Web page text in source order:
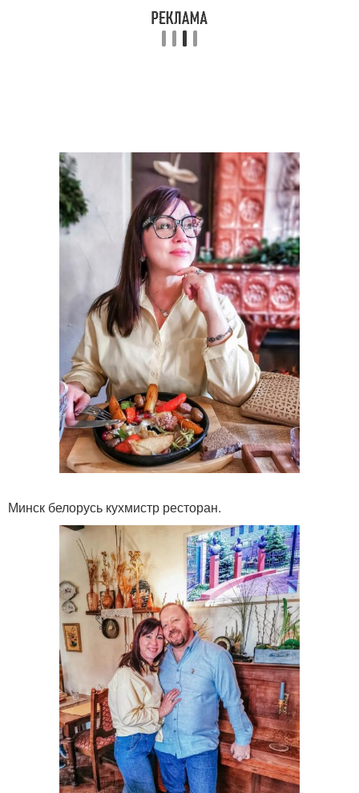
Минск белорусь кухмистр ресторан.